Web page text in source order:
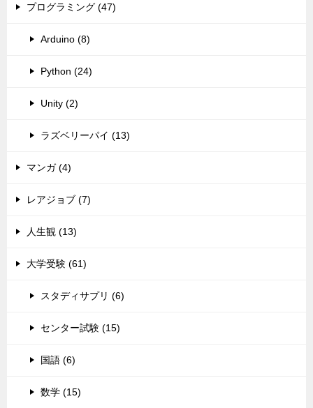
プログラミング (47)
Arduino (8)
Python (24)
Unity (2)
ラズベリーパイ (13)
マンガ (4)
レアジョブ (7)
人生観 (13)
大学受験 (61)
スタディサプリ (6)
センター試験 (15)
国語 (6)
数学 (15)